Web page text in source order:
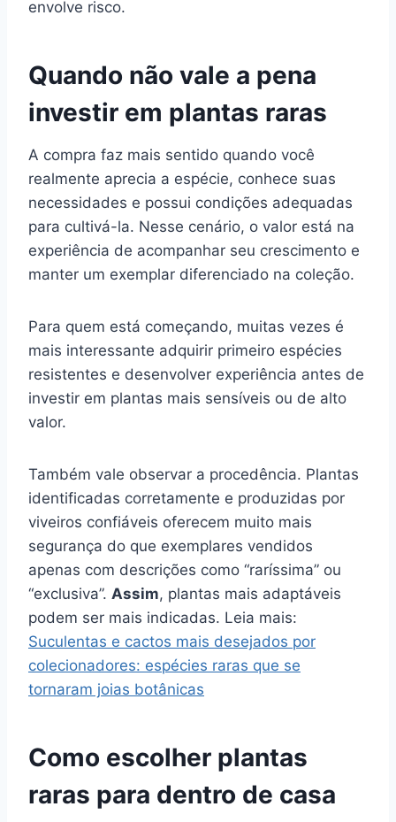
envolve risco.
Quando não vale a pena
investir em plantas raras
A compra faz mais sentido quando você
realmente aprecia a espécie, conhece suas
necessidades e possui condições adequadas
para cultivá-la. Nesse cenário, o valor está na
experiência de acompanhar seu crescimento e
manter um exemplar diferenciado na coleção.
Para quem está começando, muitas vezes é
mais interessante adquirir primeiro espécies
resistentes e desenvolver experiência antes de
investir em plantas mais sensíveis ou de alto
valor.
Também vale observar a procedência. Plantas
identificadas corretamente e produzidas por
viveiros confiáveis oferecem muito mais
segurança do que exemplares vendidos
apenas com descrições como “raríssima” ou
“exclusiva”. Assim, plantas mais adaptáveis
podem ser mais indicadas. Leia mais:
Suculentas e cactos mais desejados por
colecionadores: espécies raras que se
tornaram joias botânicas
Como escolher plantas
raras para dentro de casa